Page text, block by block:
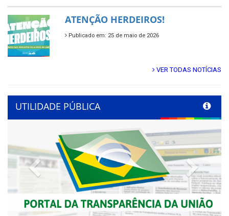
ATENÇÃO HERDEIROS!
Publicado em: 25 de maio de 2026
VER TODAS NOTÍCIAS
UTILIDADE PÚBLICA
Previous Next